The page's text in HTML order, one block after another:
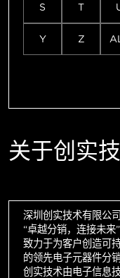
S T
Y Z
关于创实
深圳创实技术有限
“卓越分销，连接未来
致力于为客户创造可
的领先电子元器件分销
创实技术由电子信息